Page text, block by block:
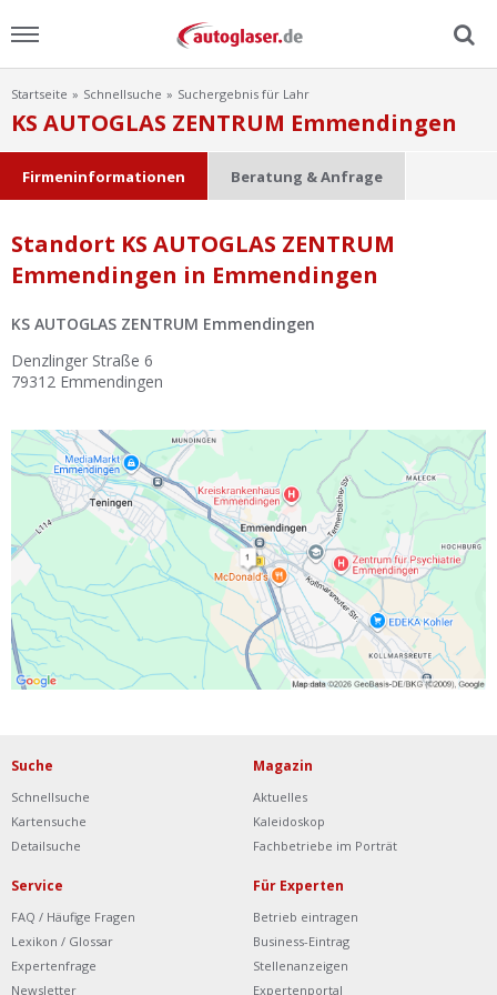
Menu
Home
Ratgeber
Scheibensuche
FAQ
Lexikon
Ist Ihre Werkstatt schon dabei?
Kostenlos eintragen
Werkstatt Login
Startseite Schnellsuche Suchergebnis für Lahr
KS AUTOGLAS ZENTRUM Emmendingen
Firmeninformationen Beratung & Anfrage
Standort KS AUTOGLAS ZENTRUM
Emmendingen in Emmendingen
KS AUTOGLAS ZENTRUM Emmendingen
Denzlinger Straße 6
79312 Emmendingen
Suche
Schnellsuche
Kartensuche
Detailsuche
Magazin
Aktuelles
Kaleidoskop
Fachbetriebe im Porträt
Service
FAQ / Häufige Fragen
Lexikon / Glossar
Expertenfrage
Newsletter
Für Experten
Betrieb eintragen
Business-Eintrag
Stellenanzeigen
Expertenportal